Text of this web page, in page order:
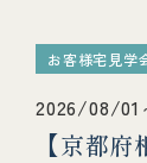
お客様宅見学
2026/08/01
【京都